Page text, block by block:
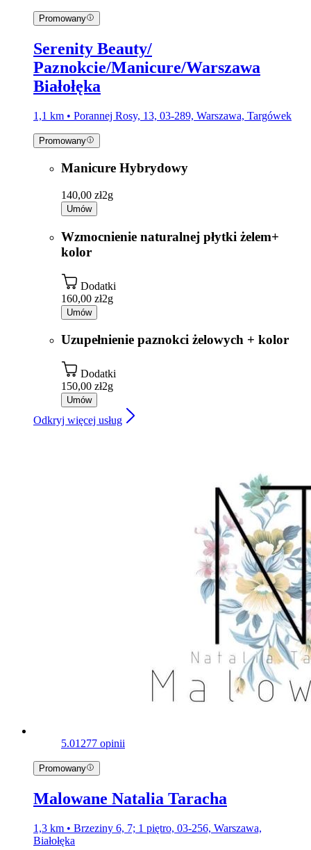
Promowany
Serenity Beauty/
Paznokcie/Manicure/Warszawa
Białołęka
1,1 km • Porannej Rosy, 13, 03-289, Warszawa, Targówek
Promowany
Manicure Hybrydowy
140,00 zł2g
Umów
Wzmocnienie naturalnej płytki żelem+
kolor
Dodatki
160,00 zł2g
Umów
Uzupełnienie paznokci żelowych + kolor
Dodatki
150,00 zł2g
Umów
Odkryj więcej usług
5.01277 opinii
Promowany
Malowane Natalia Taracha
1,3 km • Brzeziny 6, 7; 1 piętro, 03-256, Warszawa,
Białołęka